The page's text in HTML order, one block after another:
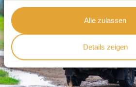
Alle zulassen
Details zeigen